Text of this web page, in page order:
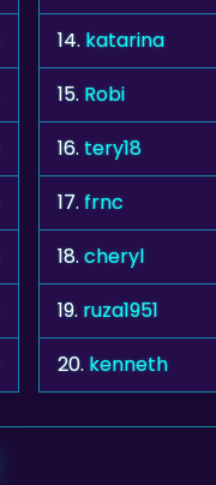
14. katarina
15. Robi
16.tery18
17.frnc
18.cheryl
19. ruza1951
20. kenneth